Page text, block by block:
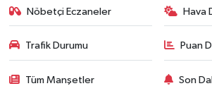
Nöbetçi Eczaneler Hava
Trafik Durumu Puan
Tüm Manşetler Son